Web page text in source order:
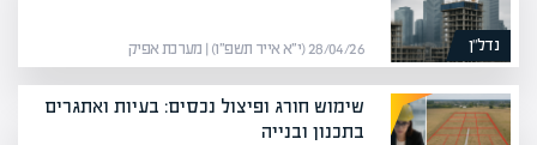
נדל”ן 28/04/26 (י״א אייר תשפ״ו) | מערכת אפיק
שימוש חורג ופיצול נכסים: בעיות ואתגרים
בתכנון ובנייה